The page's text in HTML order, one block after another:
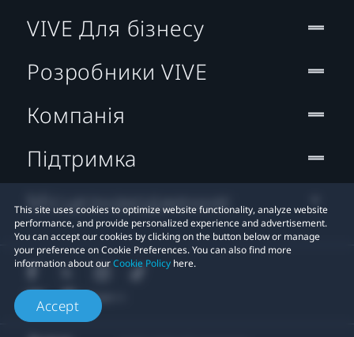
This site uses cookies to optimize website functionality, analyze website
performance, and provide personalized experience and advertisement.
You can accept our cookies by clicking on the button below or manage
your preference on Cookie Preferences. You can also find more
information about ourCookie Policy here.
Accept
VIVE Для бізнесу
Розробники VIVE
Компанія
Підтримка
Місцезнаходження: